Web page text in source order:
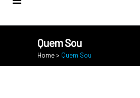
Quem Sou
Home> Quem Sou